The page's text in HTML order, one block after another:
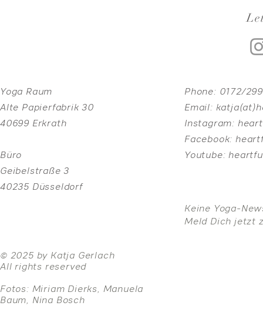
Yoga Raum
Alte Papierfabrik 30
40699 Erkrath
Büro
Geibelstraße 3
40235 Düsseldorf
Phone: 0172/
Email:
Instagram:
Facebook:
Youtube:
© 2025 by Katja Gerlach
All rights reserved
Fotos: Miriam Dierks, Manuela
Baum, Nina Bosch
Keine Yoga-
Meld Dich jetzt